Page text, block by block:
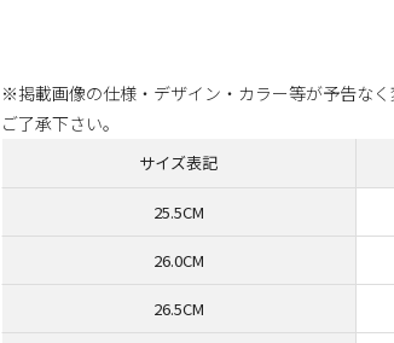
※掲載画像の仕様・デザイン・カラー等が予告な
ご了承下さい。
サイズ表記
25.5CM
26.0CM
26.5CM